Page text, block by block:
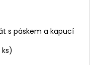
s páskem a kapucí
ks)